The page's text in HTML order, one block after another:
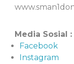
Media Sosial :
Facebook
Instagram